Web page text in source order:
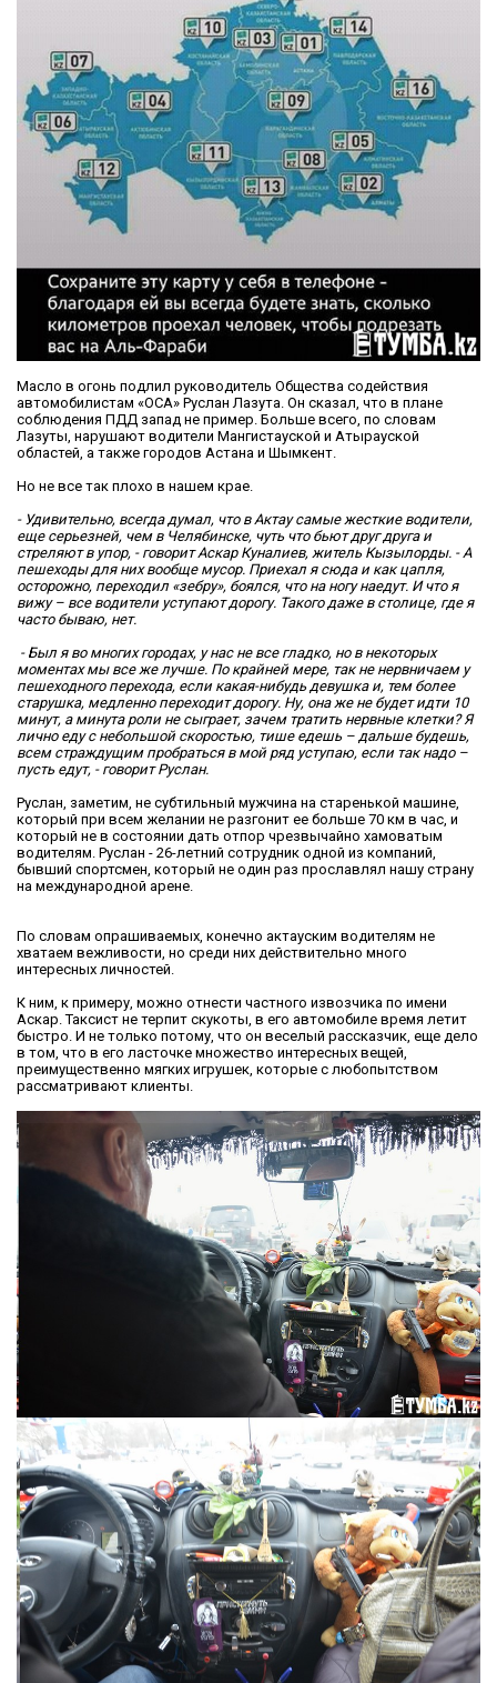
Масло в огонь подлил руководитель Общества содействия
автомобилистам «ОСА» Руслан Лазута. Он сказал, что в плане
соблюдения ПДД запад не пример. Больше всего, по словам
Лазуты, нарушают водители Мангистауской и Атырауской
областей, а также городов Астана и Шымкент.
Но не все так плохо в нашем крае.
- Удивительно, всегда думал, что в Актау самые жесткие водители,
еще серьезней, чем в Челябинске, чуть что бьют друг друга и
стреляют в упор, - говорит Аскар Куналиев, житель Кызылорды. - А
пешеходы для них вообще мусор. Приехал я сюда и как цапля,
осторожно, переходил «зебру», боялся, что на ногу наедут. И что я
вижу – все водители уступают дорогу. Такого даже в столице, где я
часто бываю, нет.
- Был я во многих городах, у нас не все гладко, но в некоторых
моментах мы все же лучше. По крайней мере, так не нервничаем у
пешеходного перехода, если какая-нибудь девушка и, тем более
старушка, медленно переходит дорогу. Ну, она же не будет идти 10
минут, а минута роли не сыграет, зачем тратить нервные клетки? Я
лично еду с небольшой скоростью, тише едешь – дальше будешь,
всем страждущим пробраться в мой ряд уступаю, если так надо –
пусть едут, - говорит Руслан.
Руслан, заметим, не субтильный мужчина на старенькой машине,
который при всем желании не разгонит ее больше 70 км в час, и
который не в состоянии дать отпор чрезвычайно хамоватым
водителям. Руслан - 26-летний сотрудник одной из компаний,
бывший спортсмен, который не один раз прославлял нашу страну
на международной арене.
По словам опрашиваемых, конечно актауским водителям не
хватаем вежливости, но среди них действительно много
интересных личностей.
К ним, к примеру, можно отнести частного извозчика по имени
Аскар. Таксист не терпит скукоты, в его автомобиле время летит
быстро. И не только потому, что он веселый рассказчик, еще дело
в том, что в его ласточке множество интересных вещей,
преимущественно мягких игрушек, которые с любопытством
рассматривают клиенты.